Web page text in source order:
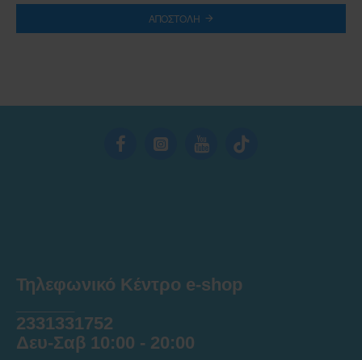
ΑΠΟΣΤΟΛΉ
Τηλεφωνικό Κέντρο e-shop
2331331752
Δευ-Σαβ 10:00 - 20:00